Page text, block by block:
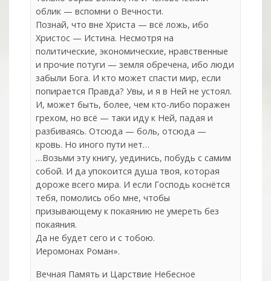
облик — вспомни о Вечности.
Познай, что вне Христа — всё ложь, ибо
Христос — Истина. Несмотря на
политические, экономические, нравственные
и прочие потуги — земля обречена, ибо люди
забыли Бога. И кто может спасти мир, если
попирается Правда? Увы, и я в Ней не устоял.
И, может быть, более, чем кто-либо поражен
грехом, но всё — таки иду к Ней, падая и
разбиваясь. Отсюда — боль, отсюда —
кровь. Но иного пути нет…
…Возьми эту книгу, уединись, побудь с самим
собой. И да упокоится душа твоя, которая
дороже всего мира. И если Господь коснётся
тебя, помолись обо мне, чтобы
призывающему к покаянию не умереть без
покаяния.
Да не будет сего и с тобою.
Иеромонах Роман».
Вечная Память и Царствие Небесное